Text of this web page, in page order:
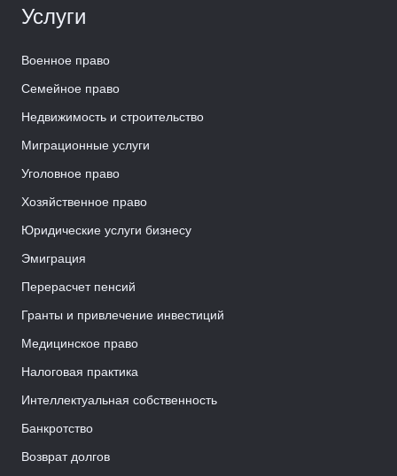
Услуги
Военное право
Семейное право
Недвижимость и строительство
Миграционные услуги
Уголовное право
Хозяйственное право
Юридические услуги бизнесу
Эмиграция
Перерасчет пенсий
Гранты и привлечение инвестиций
Медицинское право
Налоговая практика
Интеллектуальная собственность
Банкротство
Возврат долгов